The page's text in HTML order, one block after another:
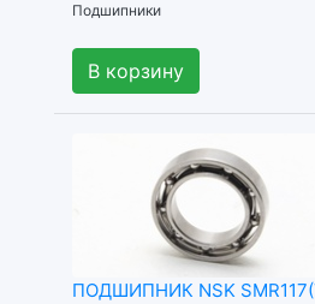
Подшипники
В корзину
ПОДШИПНИК NSK